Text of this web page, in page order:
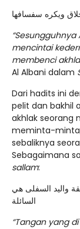
ويكره سفسافها
“Sesungguhnya
mencintai
membenci
Al Albani dalam
Dari hadits ini
pelit dan bakhil
akhlak seorang
meminta-
sebaliknya
Sebagaimana
sallam:
واليد السفلى هي
السائلة
“Tangan yang